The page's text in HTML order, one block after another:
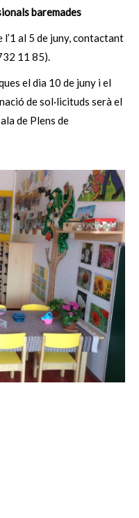
baremades
al 5 de juny, contactant
11 85).
el dia 10 de juny i el
de sol·licituds serà el
de Plens de